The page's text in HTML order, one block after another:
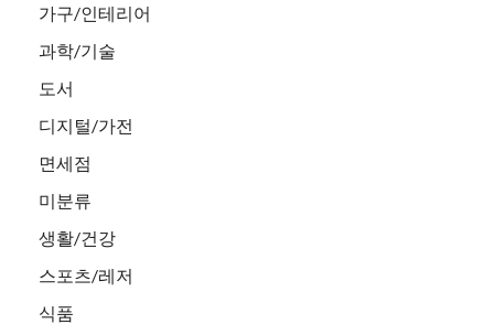
가구/인테리어
과학/기술
도서
디지털/가전
면세점
미분류
생활/건강
스포츠/레저
식품